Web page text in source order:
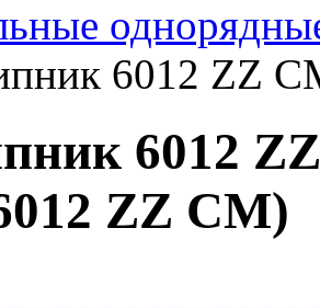
6012 ZZ
6012
ZZ CM)